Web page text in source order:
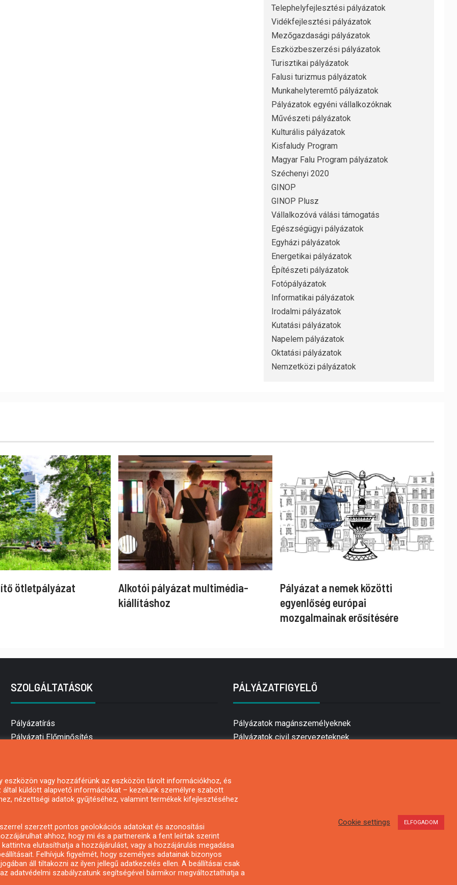
Telephelyfejlesztési pályázatok
Vidékfejlesztési pályázatok
Mezőgazdasági pályázatok
Eszközbeszerzési pályázatok
Turisztikai pályázatok
Falusi turizmus pályázatok
Munkahelyteremtő pályázatok
Pályázatok egyéni vállalkozóknak
Művészeti pályázatok
Kulturális pályázatok
Kisfaludy Program
Magyar Falu Program pályázatok
Széchenyi 2020
GINOP
GINOP Plusz
Vállalkozóvá válási támogatás
Egészségügyi pályázatok
Egyházi pályázatok
Energetikai pályázatok
Építészeti pályázatok
Fotópályázatok
Informatikai pályázatok
Irodalmi pályázatok
Kutatási pályázatok
Napelem pályázatok
Oktatási pályázatok
Nemzetközi pályázatok
ötletpályázat
Alkotói pályázat multimédia-
kiállításhoz
Pályázat a nemek közötti
egyenlőség európai
mozgalmainak erősítésére
SZOLGÁLTATÁSOK
Pályázatírás
Pályázati Előminősítés
Mezőgazdasági pályázatírás
Pályázatírás magánszemélyeknek
Pályázatírás civil szervezeteknek
Pályázatfigyelés
Specifikus pályázatfigyelés vagy hírlevél
PÁLYÁZATFIGYELŐ
Pályázatok magánszemélyeknek
Pályázatok civil szervezeteknek
vagy hozzáférünk az eszközön tárolt információkhoz, és
küldött alapvető információkat – kezelünk személyre szabott
nézettségi adatok gyűjtéséhez, valamint termékek kifejlesztéséhez
szerzett pontos geolokációs adatokat és azonosítási
ahhoz, hogy mi és a partnereink a fent leírtak szerint
elutasíthatja a hozzájárulást, vagy a hozzájárulás megadása
Felhívjuk figyelmét, hogy személyes adatainak bizonyos
áll tiltakozni az ilyen jellegű adatkezelés ellen. A beállításai csak
adatvédelmi szabályzatunk segítségével bármikor megváltoztathatja a
Cookie settings ELFOGADOM